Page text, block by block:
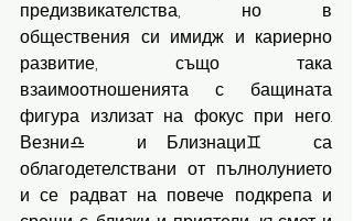
предизвикателства, но в
обществения си имидж и кариерно
развитие, също така
взаимоотношенията с бащината
фигура излизат на фокус при него.
Везни♎️ и Близнаци♊️ са
облагодетелствани от пълнолунието
и се радват на повече подкрепа и